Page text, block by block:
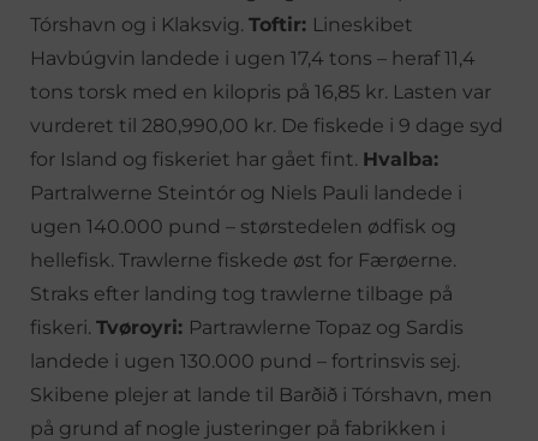
Tórshavn og i Klaksvig. Toftir: Lineskibet
Havbúgvin landede i ugen 17,4 tons – heraf 11,4
tons torsk med en kilopris på 16,85 kr. Lasten var
vurderet til 280,990,00 kr. De fiskede i 9 dage syd
for Island og fiskeriet har gået fint. Hvalba:
Partralwerne Steintór og Niels Pauli landede i
ugen 140.000 pund – størstedelen ødfisk og
hellefisk. Trawlerne fiskede øst for Færøerne.
Straks efter landing tog trawlerne tilbage på
fiskeri. Tvøroyri: Partrawlerne Topaz og Sardis
landede i ugen 130.000 pund – fortrinsvis sej.
Skibene plejer at lande til Barðið i Tórshavn, men
på grund af nogle justeringer på fabrikken i